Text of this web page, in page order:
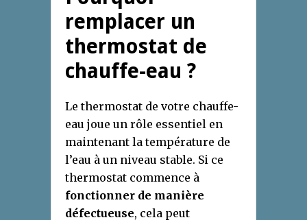
remplacer un
thermostat de
chauffe-eau ?
Le thermostat de votre chauffe-
eau joue un rôle essentiel en
maintenant la température de
l’eau à un niveau stable. Si ce
thermostat commence à
fonctionner de manière
défectueuse, cela peut